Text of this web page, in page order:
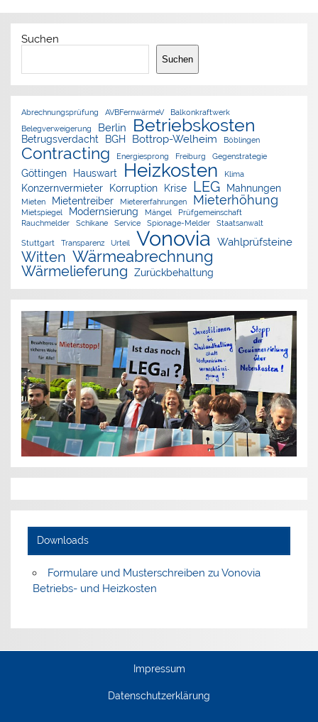
Suchen
Suchen
Abrechnungsprüfung AVBFernwärmeV
Balkonkraftwerk
Belegverweigerung
Berlin Betriebskosten
Betrugsverdacht BGH Bottrop-Welheim Böblingen
Contracting Energiesprong Freiburg Gegenstrategie
Göttingen Hauswart Heizkosten Klima
Konzernvermieter Korruption Krise LEG Mahnungen
Mieten Mietentreiber Mietererfahrungen Mieterhöhung
Mietspiegel Modernsierung Mängel
Prüfgemeinschaft
Rauchmelder
Schikane Service Spionage-Melder Staatsanwalt
Stuttgart Transparenz Urteil Vonovia Wahlprüfsteine
Witten Wärmeabrechnung
Wärmelieferung Zurückbehaltung
Downloads
Formulare und Musterschreiben zu Vonovia
Betriebs- und Heizkosten
Impressum
Datenschutzerklärung